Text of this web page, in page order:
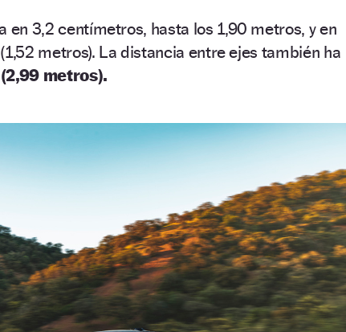
en 3,2 centímetros, hasta los 1,90 metros, y en
metros). La distancia entre ejes también ha
(2,99 metros).